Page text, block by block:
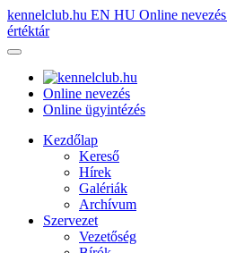
kennelclub.hu EN HU Online nevezés
értéktár
Online nevezés
Online ügyintézés
Kezdőlap
Kereső
Hírek
Galériák
Archívum
Szervezet
Vezetőség